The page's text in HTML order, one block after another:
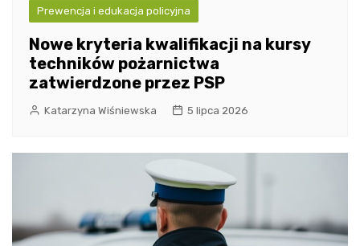
Prewencja i edukacja policyjna
Nowe kryteria kwalifikacji na kursy
techników pożarnictwa
zatwierdzone przez PSP
Katarzyna Wiśniewska 5 lipca 2026